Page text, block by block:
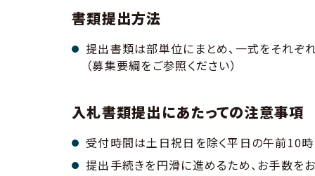
書類提出方法
提出書類は部単位にまとめ、一式をそれぞれ
（募集要綱をご参照ください）
入札書類提出にあたっての注意事項
受付時間は土日祝日を除く平日の午前10
提出手続きを円滑に進めるため、お手数を